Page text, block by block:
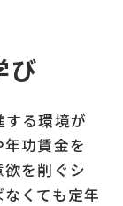
び
る環境が
功賃金を
を削ぐシ
くても定年